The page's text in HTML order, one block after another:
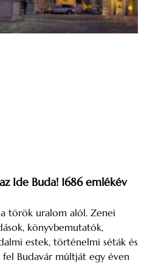
Ide Buda! 1686 emlékév
török uralom alól. Zenei
könyvbemutatók,
estek, történelmi séták és
Budavár múltját egy éven